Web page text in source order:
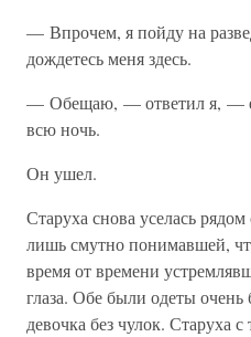
— Впрочем, я пойду на
дождетесь меня здесь.
— Обещаю, — ответил я, —
всю ночь.
Он ушел.
Старуха снова уселась
лишь смутно понимавшей,
время от времени
глаза. Обе были одеты очень
девочка без чулок. Старуха